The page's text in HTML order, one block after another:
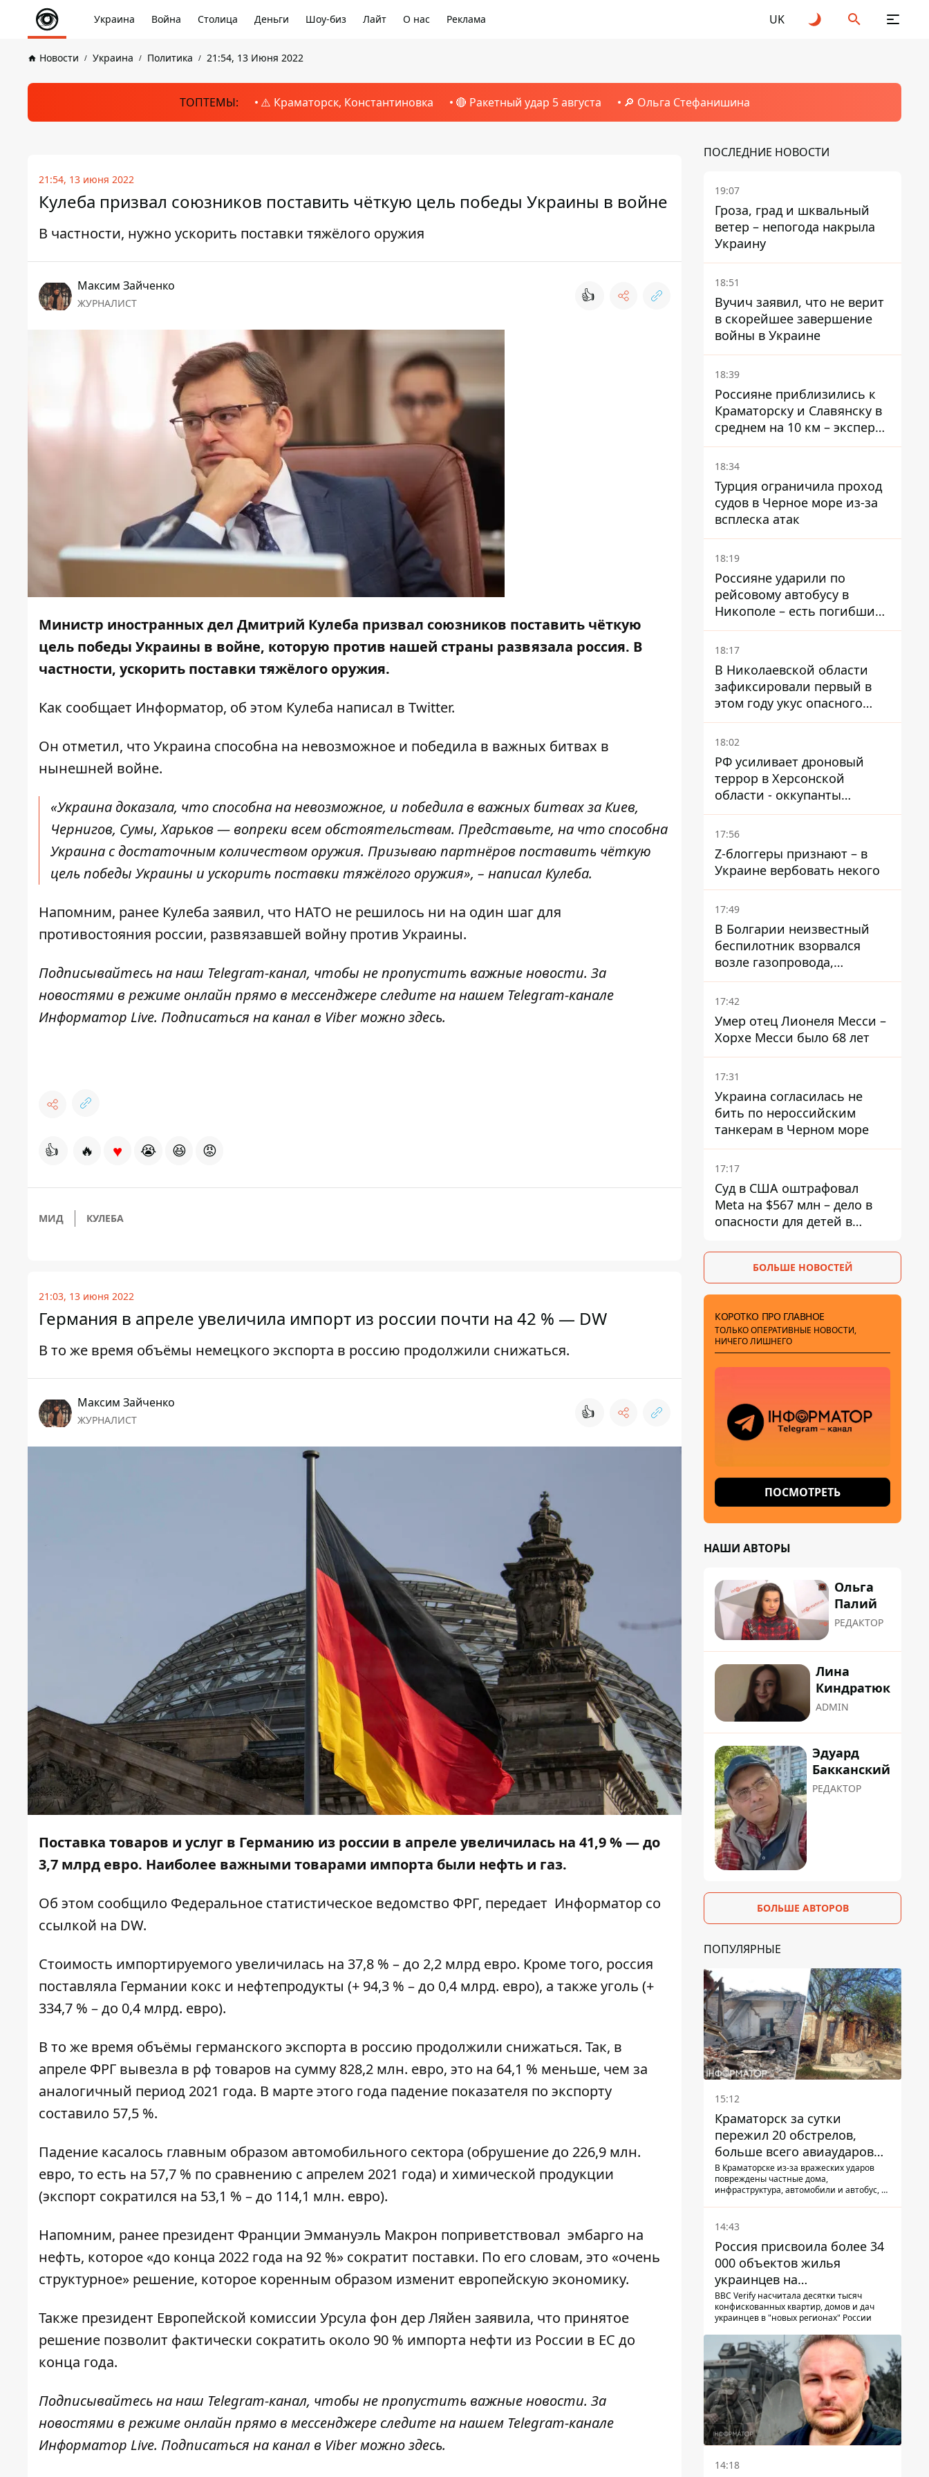
Украина Война Столица Деньги Шоу-биз Лайт О нас Реклама UK
Новости Украина Политика 21:54, 13 Июня 2022
ТОПТЕМЫ: ⚠️ Краматорск, Константиновка 🔴 Ракетный удар 5 августа 🔎 Ольга Стефанишина
21:54, 13 июня 2022
Кулеба призвал союзников поставить чёткую цель победы Украины в войне
В частности, нужно ускорить поставки тяжёлого оружия
Максим Зайченко
ЖУРНАЛИСТ 👍
Министр иностранных дел Дмитрий Кулеба призвал союзников поставить чёткую
цель победы Украины в войне, которую против нашей страны развязала россия. В
частности, ускорить поставки тяжёлого оружия.
Как сообщает Информатор, об этом Кулеба написал в Twitter.
Он отметил, что Украина способна на невозможное и победила в важных битвах в
нынешней войне.
«Украина доказала, что способна на невозможное, и победила в важных битвах за Киев,
Чернигов, Сумы, Харьков — вопреки всем обстоятельствам. Представьте, на что способна
Украина с достаточным количеством оружия. Призываю партнёров поставить чёткую
цель победы Украины и ускорить поставки тяжёлого оружия», – написал Кулеба.
Напомним, ранее Кулеба заявил, что НАТО не решилось ни на один шагдля
противостояния россии, развязавшей войну против Украины.
Подписывайтесь на наш Telegram-канал, чтобы не пропустить важные новости. За
новостями в режиме онлайн прямо в мессенджере следите на нашем Telegram-канале
Информатор Live. Подписаться на канал в Viber можноздесь.
👍 🔥 ♥ 😭 😆 😡
МИД КУЛЕБА
21:03, 13 июня 2022
Германия в апреле увеличила импорт из россии почти на 42 % — DW
В то же время объёмы немецкого экспорта в россию продолжили снижаться.
Максим Зайченко
ЖУРНАЛИСТ 👍
Поставка товаров и услуг в Германию из россии в апреле увеличилась на 41,9 % — до
3,7 млрд евро. Наиболее важными товарами импорта были нефть и газ.
Об этом сообщило Федеральное статистическое ведомство ФРГ, передает Информатор со
ссылкой на DW.
Стоимость импортируемого увеличилась на 37,8 % – до 2,2 млрд евро. Кроме того, россия
поставляла Германии кокс и нефтепродукты (+ 94,3 % – до 0,4 млрд. евро), а также уголь (+
334,7 % – до 0,4 млрд. евро).
В то же время объёмы германского экспорта в россию продолжили снижаться. Так, в
апреле ФРГ вывезла в рф товаров на сумму 828,2 млн. евро, это на 64,1 % меньше, чем за
аналогичный период 2021 года. В марте этого года падение показателя по экспорту
составило 57,5 %.
Падение касалось главным образом автомобильного сектора (обрушение до 226,9 млн.
евро, то есть на 57,7 % по сравнению с апрелем 2021 года) и химической продукции
(экспорт сократился на 53,1 % – до 114,1 млн. евро).
Напомним, ранее президент Франции Эммануэль Макрон поприветствовал эмбарго на
нефть, которое «до конца 2022 года на 92 %» сократит поставки. По его словам, это «очень
структурное» решение, которое коренным образом изменит европейскую экономику.
Также президент Европейской комиссии Урсула фон дер Ляйен заявила, что принятое
решение позволит фактически сократить около 90 % импорта нефти из России в ЕС до
конца года.
Подписывайтесь на наш Telegram-канал, чтобы не пропустить важные новости. За
новостями в режиме онлайн прямо в мессенджере следите на нашем Telegram-канале
Информатор Live. Подписаться на канал в Viber можноздесь.
ПОСЛЕДНИЕ НОВОСТИ
19:07
Гроза, град и шквальный
ветер – непогода накрыла
Украину
18:51
Вучич заявил, что не верит
в скорейшее завершение
войны в Украине
18:39
Россияне приблизились к
Краматорску и Славянску в
среднем на 10 км – эксперт
предупредил об усилении
наступления
18:34
Турция ограничила проход
судов в Черное море из-за
всплеска атак
18:19
Россияне ударили по
рейсовому автобусу в
Никополе – есть погибший
и раненые
18:17
В Николаевской области
зафиксировали первый в
этом году укус опасного
каракурта
18:02
РФ усиливает дроновый
террор в Херсонской
области - оккупанты
получили приказ свободно
охотиться на автомобили
17:56
Z-блоггеры признают – в
Украине вербовать некого
17:49
В Болгарии неизвестный
беспилотник взорвался
возле газопровода,
которым поставляют газ в
Украину
17:42
Умер отец Лионеля Месси –
Хорхе Месси было 68 лет
17:31
Украина согласилась не
бить по нероссийским
танкерам в Черном море
17:17
Суд в США оштрафовал
Meta на $567 млн ​​– дело в
опасности для детей в
БОЛЬШЕ НОВОСТЕЙ
КОРОТКО ПРО ГЛАВНОЕ
ТОЛЬКО ОПЕРАТИВНЫЕ НОВОСТИ,
НИЧЕГО ЛИШНЕГО
ПОСМОТРЕТЬ
НАШИ АВТОРЫ
Ольга
Палий
РЕДАКТОР
Лина
Киндратюк
ADMIN
Эдуард
Бакканский
РЕДАКТОР
БОЛЬШЕ АВТОРОВ
ПОПУЛЯРНЫЕ
15:12
Краматорск за сутки
пережил 20 обстрелов,
больше всего авиаударов
КАБ-250
В Краматорске из-за вражеских ударов
повреждены частные дома,
инфраструктура, автомобили и автобус, а
14:43
Россия присвоила более 34
000 объектов жилья
украинцев на
оккупированных
территориях -
BBC Verify насчитала десятки тысяч
конфискованных квартир, домов и дач
украинцев в "новых регионах" России
14:18